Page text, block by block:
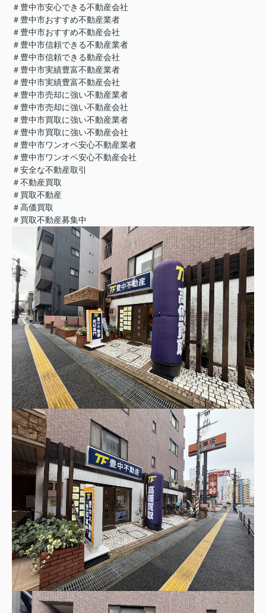
＃豊中市安心できる不動産会社
＃豊中市おすすめ不動産業者
＃豊中市おすすめ不動産会社
＃豊中市信頼できる不動産業者
＃豊中市信頼できる動産会社
＃豊中市実績豊富不動産業者
＃豊中市実績豊富不動産会社
＃豊中市売却に強い不動産業者
＃豊中市売却に強い不動産会社
＃豊中市買取に強い不動産業者
＃豊中市買取に強い不動産会社
＃豊中市ワンオペ安心不動産業者
＃豊中市ワンオペ安心不動産会社
＃安全な不動産取引
＃不動産買取
＃買取不動産
＃高価買取
＃買取不動産募集中